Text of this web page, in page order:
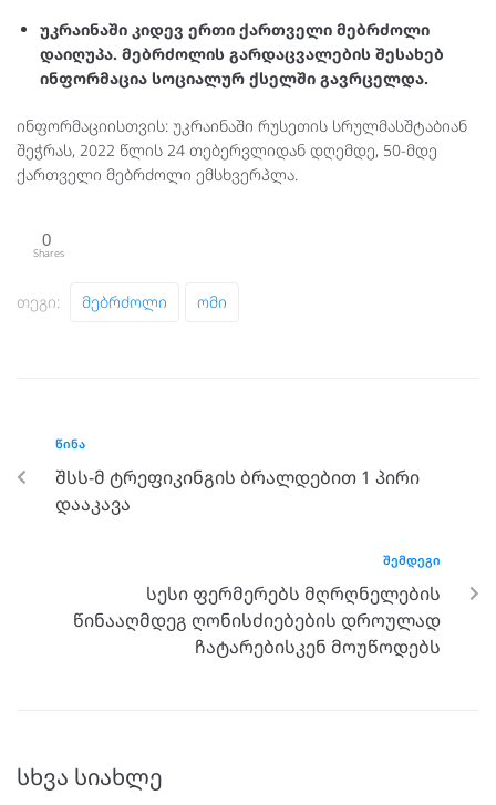
უკრაინაში კიდევ ერთი ქართველი მებრძოლი
დაიღუპა. მებრძოლის გარდაცვალების შესახებ
ინფორმაცია სოციალურ ქსელში გავრცელდა.
ინფორმაციისთვის: უკრაინაში რუსეთის სრულმასშტაბიან
შეჭრას, 2022 წლის 24 თებერვლიდან დღემდე, 50-მდე
ქართველი მებრძოლი ემსხვერპლა.
0
Shares
Თეგი: Მებრძოლი Ომი
ᲬᲘᲜᲐ
შსს-მ ტრეფიკინგის ბრალდებით 1 პირი
დააკავა
ᲨᲔᲛᲓᲔᲒᲘ
სესი ფერმერებს მღრღნელების
წინააღმდეგ ღონისძიებების დროულად
ჩატარებისკენ მოუწოდებს
სხვა სიახლე